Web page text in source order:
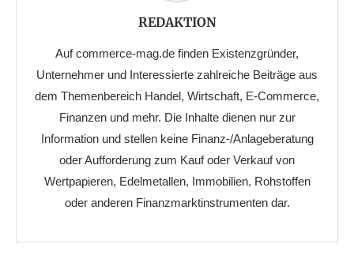
REDAKTION
Auf commerce-mag.de finden Existenzgründer,
Unternehmer und Interessierte zahlreiche Beiträge aus
dem Themenbereich Handel, Wirtschaft, E-Commerce,
Finanzen und mehr. Die Inhalte dienen nur zur
Information und stellen keine Finanz-/Anlageberatung
oder Aufforderung zum Kauf oder Verkauf von
Wertpapieren, Edelmetallen, Immobilien, Rohstoffen
oder anderen Finanzmarktinstrumenten dar.